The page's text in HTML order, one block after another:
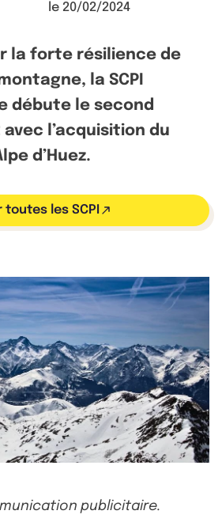
le 20/02/2024
la forte résilience de
la SCPI
débute le second
l’acquisition du
d’Huez.
toutes les SCPI
publicitaire.